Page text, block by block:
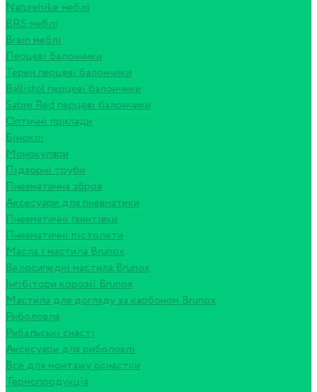
Naturehike меблі
BRS меблі
Brain меблі
Перцеві балончики
Терен перцеві балончики
Ballistol перцеві балончики
Sabre Red перцеві балончики
Оптичні прилади
Біноклі
Монокуляри
Підзорні труби
Пневматична зброя
Аксесуари для пневматики
Пневматичні гвинтівки
Пневматичні пістолети
Масла і мастила Brunox
Велосипедні мастила Brunox
Інгібітори корозії Brunox
Мастила для догляду за карбоном Brunox
Риболовля
Рибальські снасті
Аксесуари для риболовлі
Все для монтажу оснастки
Термопродукція